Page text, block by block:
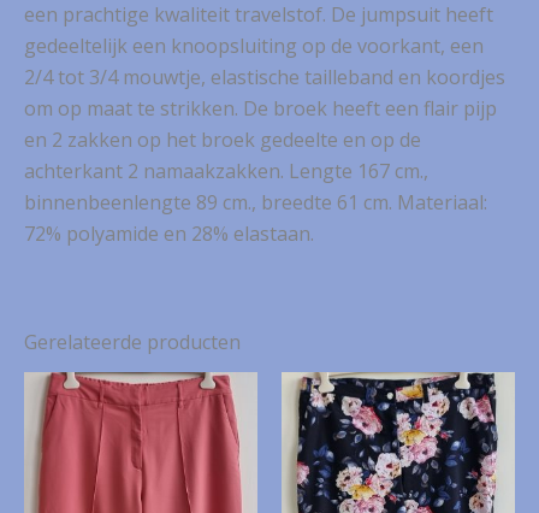
een prachtige kwaliteit travelstof. De jumpsuit heeft
gedeeltelijk een knoopsluiting op de voorkant, een
2/4 tot 3/4 mouwtje, elastische tailleband en koordjes
om op maat te strikken. De broek heeft een flair pijp
en 2 zakken op het broek gedeelte en op de
achterkant 2 namaakzakken. Lengte 167 cm.,
binnenbeenlengte 89 cm., breedte 61 cm. Materiaal:
72% polyamide en 28% elastaan.
Gerelateerde producten